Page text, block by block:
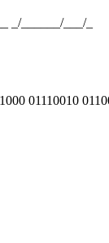
_/______/___/_
01110010